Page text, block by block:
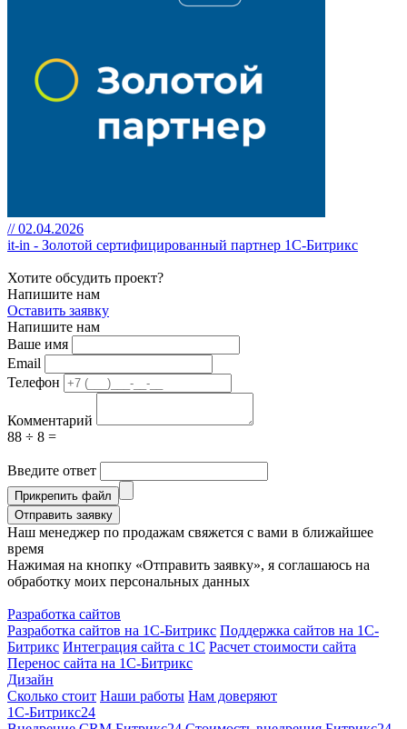
// 02.04.2026
it-in - Золотой сертифицированный партнер 1С-Битрикс
Хотите обсудить проект?
Напишите нам
Оставить заявку
Напишите нам
Ваше имя
Email
Телефон
Комментарий
88 ÷ 8 =
Введите ответ
Прикрепить файл
Отправить заявку
Наш менеджер по продажам свяжется с вами в ближайшее
время
Нажимая на кнопку «Отправить заявку», я соглашаюсь на
обработку моих персональных данных
Разработка сайтов
Разработка сайтов на 1С-Битрикс Поддержка сайтов на 1С-
Битрикс Интеграция сайта с 1С Расчет стоимости сайта
Перенос сайта на 1С-Битрикс
Дизайн
Сколько стоит Наши работы Нам доверяют
1С-Битрикс24